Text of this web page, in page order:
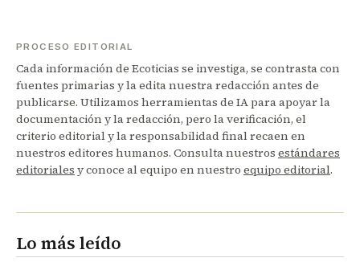
PROCESO EDITORIAL
Cada información de Ecoticias se investiga, se contrasta con
fuentes primarias y la edita nuestra redacción antes de
publicarse. Utilizamos herramientas de IA para apoyar la
documentación y la redacción, pero la verificación, el
criterio editorial y la responsabilidad final recaen en
nuestros editores humanos. Consulta nuestros estándares
editoriales y conoce al equipo en nuestro equipo editorial.
Lo más leído